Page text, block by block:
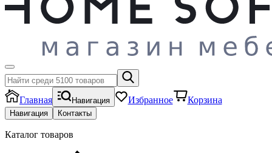
Главная Навигация Избранное Корзина
Навигация Контакты
Каталог товаров